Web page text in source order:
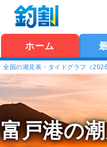
ホーム
全国の潮見表・タイドグラフ（
富戸港の